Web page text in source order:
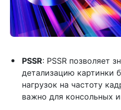
PSSR: PSSR позволяет
детализацию картинки
нагрузок на частоту
важно для консольных